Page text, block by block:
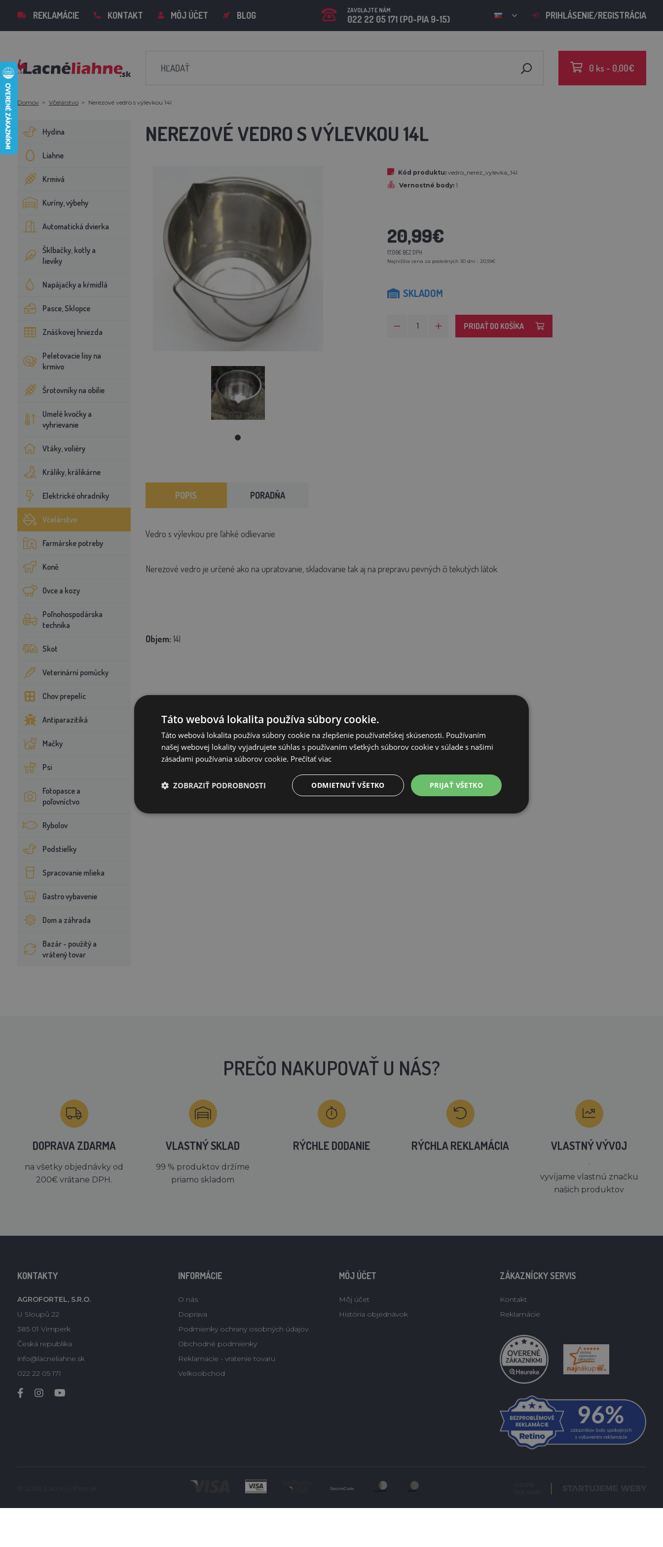
REKLAMÁCIE KONTAKT MÔJ ÚČET BLOG ZAVOLAJTE NÁM
022 22 05 171 (PO-PIA 9-15) PRIHLÁSENIE/REGISTRÁCIA
0 ks - 0,00€
Domov Včelárstvo Nerezové vedro s výlevkou 14l
Hydina
Liahne
Krmivá
Kuríny, výbehy
Automatická dvierka
Šklbačky, kotly a
lieviky
Napájačky a kŕmidlá
Pasce, Sklopce
Znáškovej hniezda
Peletovacie lisy na
krmivo
Šrotovníky na obilie
Umelé kvočky a
vyhrievanie
Vtáky, voliéry
Králiky, králikárne
Elektrické ohradníky
Včelárstvo
Farmárske potreby
Koně
Ovce a kozy
Poľnohospodárska
technika
Skot
Veterinární pomůcky
Chov prepelíc
Antiparazitiká
Mačky
Psi
Fotopasce a
poľovníctvo
Rybolov
Podstielky
Spracovanie mlieka
Gastro vybavenie
Dom a záhrada
Bazár - použitý a
vrátený tovar
NEREZOVÉ VEDRO S VÝLEVKOU 14L
Kód produktu: vedro_nerez_vylevka_14l
Vernostné body: 1
20,99€
17,06€ BEZ DPH
Najnižšia cena za posledných 30 dní - 20,99€
SKLADOM
PRIDAŤ DO KOŠÍKA
POPIS PORADŇA
Vedro s výlevkou pre ľahké odlievanie
Nerezové vedro je určené ako na upratovanie, skladovanie tak aj na prepravu pevných či tekutých látok
Objem: 14l
PREČO NAKUPOVAŤ U NÁS?
DOPRAVA ZDARMA
na všetky objednávky od
200€ vrátane DPH.
VLASTNÝ SKLAD
99 % produktov držíme
priamo skladom
RÝCHLE DODANIE RÝCHLA REKLAMÁCIA VLASTNÝ VÝVOJ
´
vyvíjame vlastnú značku
našich produktov
KONTAKTY
AGROFORTEL, S.R.O.
U Sloupů 22
385 01 Vimperk
Česká republika
info@lacneliahne.sk
022 22 05 171
INFORMÁCIE
O nás
Doprava
Podmienky ochrany osobných údajov
Obchodné podmienky
Reklamacie - vratenie tovaru
Velkoobchod
MÔJ ÚČET
Môj účet
História objednávok
ZÁKAZNÍCKY SERVIS
Kontakt
Reklamácie
Táto webová lokalita používa súbory cookie.
Táto webová lokalita používa súbory cookie na zlepšenie používateľskej skúsenosti. Používaním
našej webovej lokality vyjadrujete súhlas s používaním všetkých súborov cookie v súlade s našimi
zásadami používania súborov cookie. Prečítať viac
PRIJAŤ VŠETKO
ODMIETNUŤ VŠETKO
ZOBRAZIŤ PODROBNOSTI